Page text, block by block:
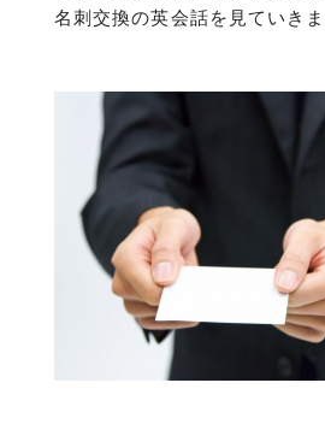
名刺交換の英会話を見ていき